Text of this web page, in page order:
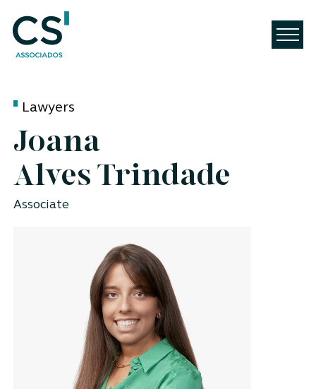
Lawyers
Joana
Alves Trindade
Associate